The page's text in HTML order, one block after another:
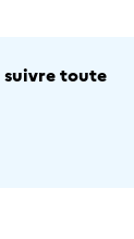
suivre toute